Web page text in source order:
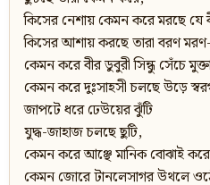
কিসের নেশায় কেমন করে মরছে যে
কিসের আশায় করছে তারা বরণ মরণ-
কেমন করে বীর ডুবুরী সিন্ধু সেঁচে
কেমন করে দুঃসাহসী চলছে উড়ে
জাপটে ধরে ঢেউয়ের ঝুঁটি
যুদ্ধ-জাহাজ চলছে ছুটি,
কেমন করে আঞ্ছে মানিক বোঝাই করে
কেমন জোরে টানলেসাগর উথলে